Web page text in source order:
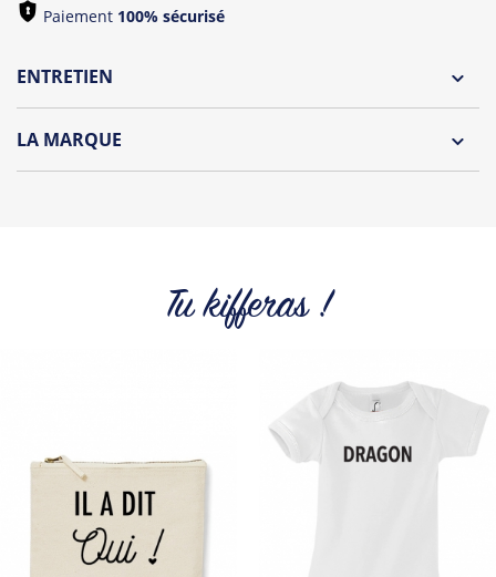
Paiement 100% sécurisé
ENTRETIEN
LA MARQUE
Tu kifferas !